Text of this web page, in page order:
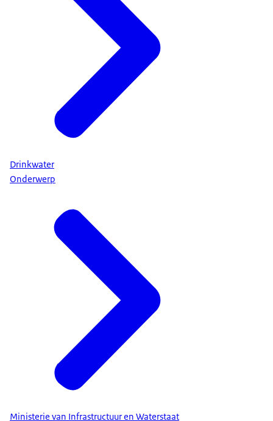
Drinkwater
Onderwerp
Ministerie van Infrastructuur en Waterstaat